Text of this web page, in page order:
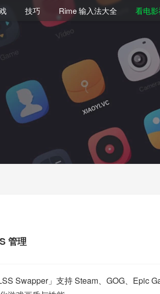
技巧 Rime 输入法大全 看电
管理
Swapper」支持 Steam、GOG、Epic